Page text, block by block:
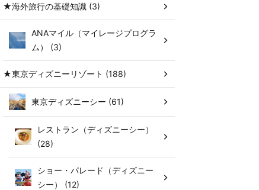
★海外旅行の基礎知識 (3)
ANAマイル（マイレージプログラ
ム） (3)
★東京ディズニーリゾート (188)
東京ディズニーシー (61)
レストラン（ディズニーシー）
(28)
ショー・パレード（ディズニー
シー） (12)